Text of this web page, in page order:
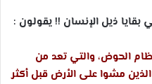
بقايا ذيل الإنسان !! يقولون :
الحوض، والتي تعد من
الذين مشوا على الأرض قبل أكثر